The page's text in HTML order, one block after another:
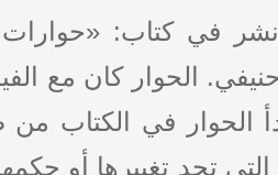
في كتاب: «حوارات
الحوار كان مع
تجد تغييرها أو